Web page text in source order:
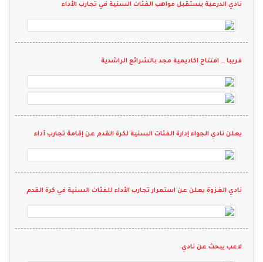
نادي الدرعية يستقبل مواهب الفئات السنية في تجارب الأداء
قريبا … افتتاح اكاديمية مجد بالشرائع الراشدية
يعلن نادي الجواء إدارة الفئات السنية لكرة القدم عن إقامة تجارب أداء
نادي الغزوة يعلن عن استمرار تجارب الأداء للفئات السنية في كرة القدم
لاعب يبحث عن نادي